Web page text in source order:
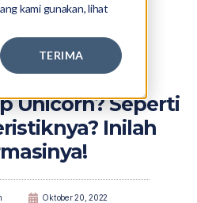
kami gunakan, lihat
TERIMA
Unicorn? Seperti
Inilah
Oktober 20, 2022